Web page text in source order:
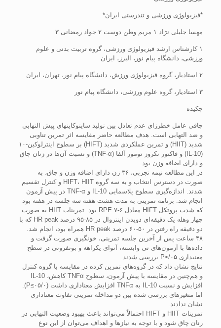
*فیزیولوژی ورزشی و تندرستی ایران*
مهسا جلیلی نژاد ۱ مریم وطن دوست ۲ جواد رمضانی ۳
۱ کارشناس ارشد فیزیولوژی ورزشی، گروه تربیت بدنی و علوم
ورزشی، دانشگاه پیام نور، البرز، ایران
۲ استادیار، گروه فیزیولوژی ورزش، دانشگاه پیام نور، تهران، ایران
۳ استادیار، گروه علوم ورزشی، دانشگاه پیام نور
چکیده
چاقی عامل خطرزای عدم تعادل بین تولید سایتوکاین­های پیش التهابی
و ضد التهابی است. هدف مطالعه حاضر مقایسه اثر تمرین تناوبی
شدید (HIIT) و تمرین عملکردی شدید (HIFT) بر سطوح اینترلوکین-۱۰
(IL-10) و فاکتور نکروز تومور آلفا (TNF-α) و نسبت آن‌‌ها در زنان چاق
و دارای اضافه وزن بود.
در این مطالعه نیمه تجربی، ۳۶ زن دارای اضافه وزن و چاق، به
صورت در دسترس انتخاب و به سه گروه HIFT، HIIT و کنترل تقسیم
شدند. اندازه‌گیری سطوح پلاسمایی IL-10 و TNF-α در پیش آزمون
انجام شد. برنامه تمرینی به مدت هشت هفته سه جلسه در هفته بود
که شدت پروتکل HIFT معادل ۶-۷ RPE بود. تمرینات HIIT به صورت
چهار وهله یک دقیقه‌ای دویدن اینتروال در ۸۵-۹۵ درصد HR peak که با
دو دقیقه راه رفتن در ۵۰-۶۰ درصد HR peak همراه بود، انجام شد.
۴۸ ساعت پس از آخرین جلسه تمرینی، خونگیری صورت گرفت و
داده‌ها با آزمون‌های تی وابسته، آنوای یکراهه و بونفرونی در سطح
معنی­داری ۰۵/≥P بررسی شدند.
نتایج نشان داد که در گروه‌های تمرین کرده در مقایسه با گروه کنترل
و هم‌چنین در مقایسه با پیش آزمون، سطوح TNFα کاهش، IL-10
افزایش و نسبت IL-10 به TNFα افزایش معناداری داشت (۰۵/۰≥P).
اما متغیرهای بررسی شده بین دو مداخله تمرینی تفاوت معناداری
نشان ندادند.
تمرینات HIIT و HIFT احتمالاً می‌تواند باعث بهبود وضعیت التهابی در
زنان چاق شود و با توجه به نیازها و اهداف می‌توان از این نوع